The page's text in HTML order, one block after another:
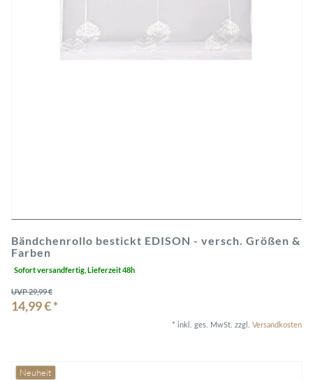
Bändchenrollo bestickt EDISON - versch. Größen &
Farben
Sofort versandfertig, Lieferzeit 48h
UVP 29,99 €
14,99 € *
* inkl. ges. MwSt. zzgl. Versandkosten
Neuheit